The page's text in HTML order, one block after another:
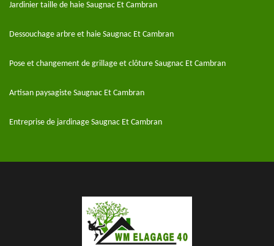
Jardinier taille de haie Saugnac Et Cambran
Dessouchage arbre et haie Saugnac Et Cambran
Pose et changement de grillage et clôture Saugnac Et Cambran
Artisan paysagiste Saugnac Et Cambran
Entreprise de jardinage Saugnac Et Cambran